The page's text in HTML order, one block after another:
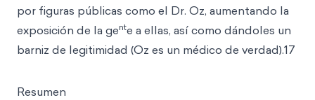
por figuras públicas como el Dr. Oz, aumentando la
exposición de la gente a ellas, así como dándoles un
barniz de legitimidad (Oz es un médico de verdad).17
Resumen